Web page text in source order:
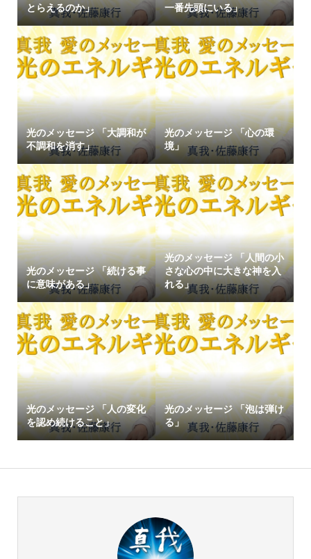
とらえるのか」
一番先頭にいる」
光のメッセージ 「大調和が
不調和を消す」
光のメッセージ 「心の環
境」
光のメッセージ 「続ける事
に意味がある」
光のメッセージ 「人間の小
さな心の中に大きな神を入
れる」
光のメッセージ 「人の変化
を認め続けること」
光のメッセージ 「泡は弾け
る」